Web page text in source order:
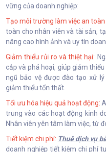
vững của doanh nghiệp:
Tạo môi trường làm việc an toàn
toàn cho nhân viên và tài sản,
nâng cao hình ảnh và uy tín
Giảm thiểu rủi ro và thiệt hại:
cắp và phá hoại, giúp giảm
ngũ bảo vệ được đào tạo xử
giảm thiểu tổn thất.
Tối ưu hóa hiệu quả hoạt động:
trung vào các hoạt động kinh
Nhân viên yên tâm làm việc, từ
Tiết kiệm chi phí: Thuê dịch vụ
doanh nghiệp tiết kiệm chi phí